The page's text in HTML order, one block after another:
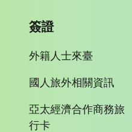
簽證
外籍人士來臺
國人旅外相關資訊
亞太經濟合作商務旅
行卡